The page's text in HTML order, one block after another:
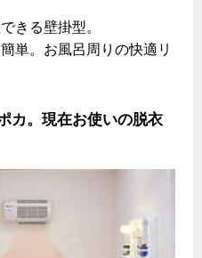
きる壁掛型。
単。お風呂周りの快適リ
カ。現在お使いの脱衣